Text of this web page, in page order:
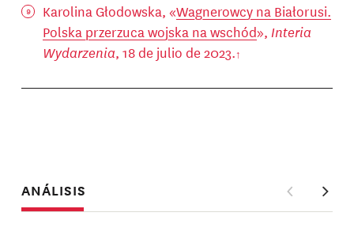
Karolina Głodowska, «Wagnerowcy na Białorusi.
Polska przerzuca wojska na wschód», Interia
Wydarzenia, 18 de julio de 2023.
ANÁLISIS